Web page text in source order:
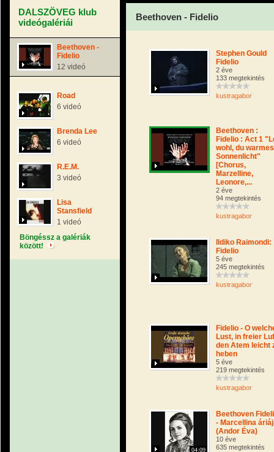
DALSZÖVEG klub
videógalériái
Beethoven -
Fidelio
12 videó
Road
6 videó
Brenda Lee
6 videó
R.E.M.
3 videó
Lisa
Stansfield
1 videó
Böngéssz a galériák
között!
Beethoven - Fidelio
Stephen Gould
Fidelio
2 éve
133 megtekintés
kustragabor
Beethoven :
Fidelio : Act 1
wohl, du warmes
Sonnenlicht"
[Chorus,
Marzelline,
Leonore,...
2 éve
94 megtekintés
kustragabor
Ildiko Raimondi:
Fidelio
5 éve
245 megtekintés
kustragabor
Fidelio - O
Lust, in freier
den Atem leicht
heben
5 éve
219 megtekintés
kustragabor
04:09
Beethoven
- Marcellina
(Andor Éva)
10 éve
635 megtekintés